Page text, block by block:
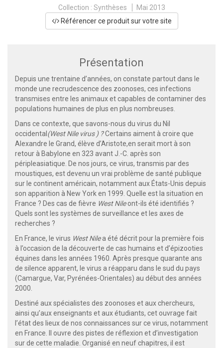
Collection : Synthèses
Mai 2013
Référencer ce produit sur votre site
Présentation
Depuis une trentaine d’années, on constate partout dans le
monde une recrudescence des zoonoses, ces infections
transmises entre les animaux et capables de contaminer des
populations humaines de plus en plus nombreuses.
Dans ce contexte, que savons-nous du virus du Nil
occidental (West Nile virus ) ?Certains aiment à croire que
Alexandre le Grand, élève d’Aristote,en serait mort à son
retour à Babylone en 323 avant J.-C. après son
péripleasiatique. De nos jours, ce virus, transmis par des
moustiques, est devenu un vrai problème de santé publique
sur le continent américain, notamment aux États-Unis depuis
son apparition à New York en 1999. Quelle est la situation en
France ? Des cas de fièvre West Nileont-ils été identifiés ?
Quels sont les systèmes de surveillance et les axes de
recherches ?
En France, le virus West Nilea été décrit pour la première fois
à l’occasion de la découverte de cas humains et d’épizooties
équines dans les années 1960. Après presque quarante ans
de silence apparent, le virus a réapparu dans le sud du pays
(Camargue, Var, Pyrénées-Orientales) au début des années
2000.
Destiné aux spécialistes des zoonoses et aux chercheurs,
ainsi qu’aux enseignants et aux étudiants, cet ouvrage fait
l’état des lieux de nos connaissances sur ce virus, notamment
en France. Il ouvre des pistes de réflexion et d’investigation
sur de cette maladie. Organisé en neuf chapitres, il est